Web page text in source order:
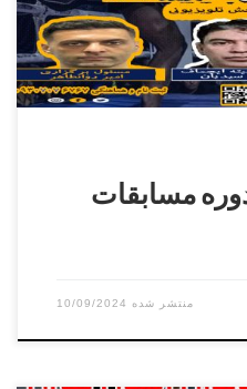
ثبت نام و وزن […]
مسابقات
10/09/2024